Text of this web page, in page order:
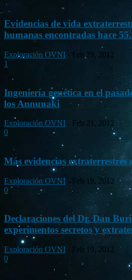
Evidencias de vida
humanas encontradas hace
Exploración OVNI - Feb 29, 2012
1
Ingeniería genética en el
los Annunaki
Exploración OVNI - Feb 21, 2012
0
Más evidencias extraterrestres
Exploración OVNI - Feb 19, 2012
0
Declaraciones del Dr. Dan
experimentos secretos y
Exploración OVNI - Feb 19, 2012
0